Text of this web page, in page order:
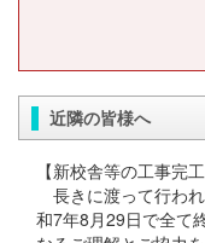
近隣の皆様へ
【新校舎等の工事完
長きに渡って行わ
和7年8月29日で全て